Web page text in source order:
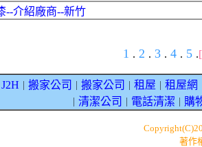
--介紹廠商--新竹
1 . 2 . 3 . 4 . 5 .
J2H 搬家公司 搬家公司 租屋 租屋網
清潔公司 電話清潔 購
著作